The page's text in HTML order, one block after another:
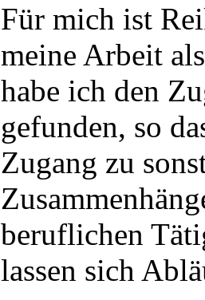
Für mich ist
meine Arbeit
habe ich den
gefunden, so
Zugang zu
beruflichen
lassen sich